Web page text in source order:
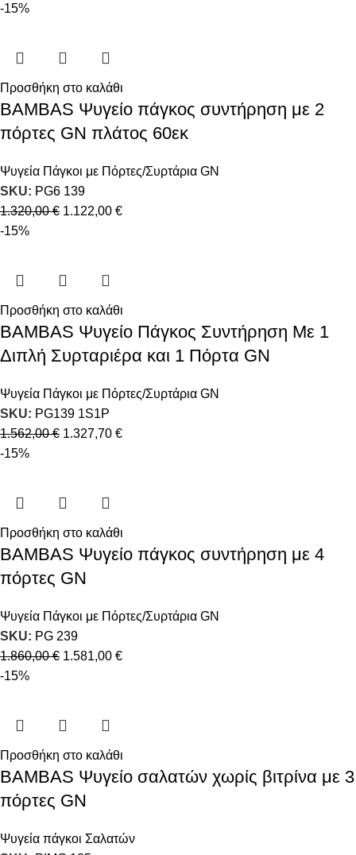
-15%
Προσθήκη στο καλάθι
BAMBAS Ψυγείο πάγκος συντήρηση με 2
πόρτες GN πλάτος 60εκ
Ψυγεία Πάγκοι με Πόρτες/Συρτάρια GN
SKU: PG6 139
1.320,00€ 1.122,00 €
-15%
Προσθήκη στο καλάθι
BAMBAS Ψυγείο Πάγκος Συντήρηση Με 1
Διπλή Συρταριέρα και 1 Πόρτα GN
Ψυγεία Πάγκοι με Πόρτες/Συρτάρια GN
SKU: PG139 1S1P
1.562,00€ 1.327,70 €
-15%
Προσθήκη στο καλάθι
BAMBAS Ψυγείο πάγκος συντήρηση με 4
πόρτες GN
Ψυγεία Πάγκοι με Πόρτες/Συρτάρια GN
SKU: PG 239
1.860,00€ 1.581,00 €
-15%
Προσθήκη στο καλάθι
BAMBAS Ψυγείο σαλατών χωρίς βιτρίνα με 3
πόρτες GN
Ψυγεία πάγκοι Σαλατών